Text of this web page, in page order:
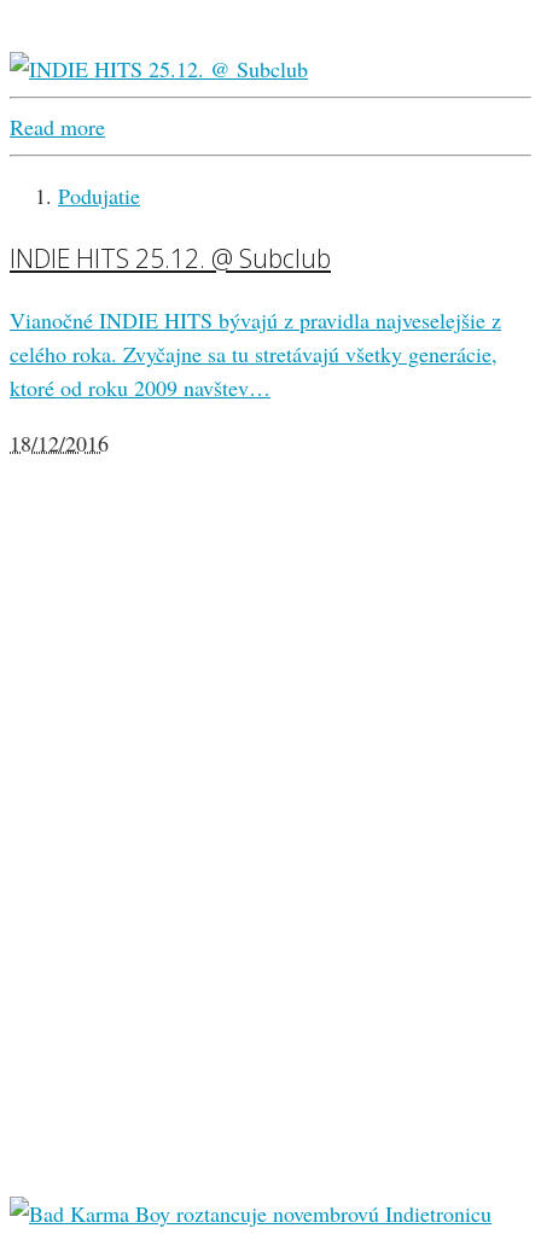
Read more
Podujatie
INDIE HITS 25.12. @ Subclub
Vianočné INDIE HITS bývajú z pravidla najveselejšie z
celého roka. Zvyčajne sa tu stretávajú všetky generácie,
ktoré od roku 2009 navštev…
18/12/2016